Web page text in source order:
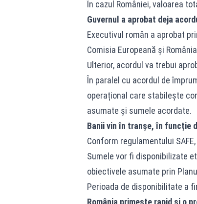
În cazul României, valoarea
Guvernul a aprobat deja
Executivul român a aprobat
Comisia Europeană și
Ulterior, acordul va trebui
În paralel cu acordul de
operațional care stabilește
asumate și sumele acordate.
Banii vin în tranșe, în funcție
Conform regulamentului
Sumele vor fi disponibilizate
obiectivele asumate prin
Perioada de disponibilitate a
România primește rapid și o